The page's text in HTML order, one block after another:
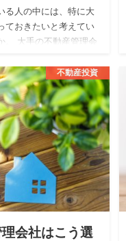
る人の中には、特に大
ておきたいと考えてい
。 大手の不動産管理会
不動産投資
会社はこう選